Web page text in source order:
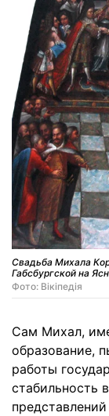
Свадьба Михала
Габсбургской на
Фото: Вікіпедія
Сам Михал,
образование,
работы
стабильность